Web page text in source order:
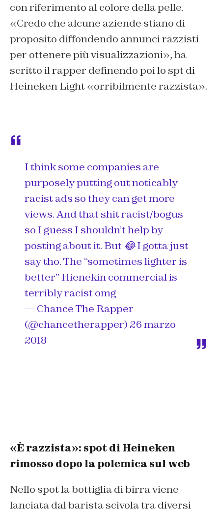
con riferimento al colore della pelle.
«Credo che alcune aziende stiano di
proposito diffondendo annunci razzisti
per ottenere più visualizzazioni», ha
scritto il rapper definendo poi lo spt di
Heineken Light «orribilmente razzista».
I think some companies are
purposely putting out noticably
racist ads so they can get more
views. And that shit racist/bogus
so I guess I shouldn’t help by
posting about it. But 😂 I gotta just
say tho. The “sometimes lighter is
better” Hienekin commercial is
terribly racist omg
— Chance The Rapper
(@chancetherapper) 26 marzo
2018
«È razzista»: spot di Heineken
rimosso dopo la polemica sul web
Nello spot la bottiglia di birra viene
lanciata dal barista scivola tra diversi